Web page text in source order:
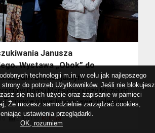
Janusza
Wystawa „Obok” do
Diecezjalnym
w Domu Mansjonariuszy Muzeum
Tarnowie otwarto wystawę malarstwa
„Obok”. Wydarzenie
organowy Sławomira Barszcza,
2.47(19) Kultura
technologii m.in. w celu jak najlepszego
do potrzeb Użytkowników. Jeśli nie blokujesz
się na ich użycie oraz zapisanie w pamięci
Że możesz samodzielnie zarządzać cookies,
ustawienia przeglądarki.
OK, rozumiem